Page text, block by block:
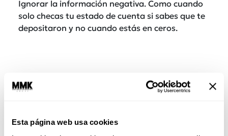
Esta página web usa cookies
Ignorar la información negativa. Como cuando
solo checas tu estado de cuenta si sabes que te
depositaron y no cuando estás en ceros.